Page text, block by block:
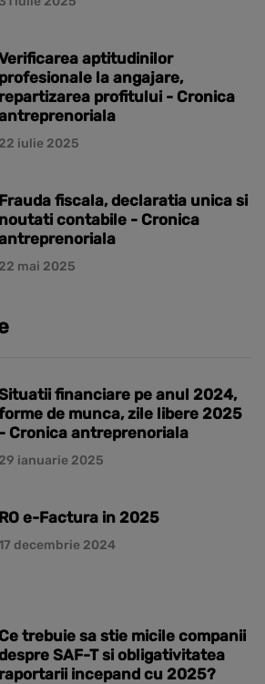
aptitudinilor
profesionale la angajare,
repartizarea profitului - Cronica
22 iulie 2025
Frauda fiscala, declaratia unica si
noutati contabile - Cronica
22 mai 2025
financiare pe anul 2024,
de munca, zile libere 2025
- Cronica antreprenoriala
29 ianuarie 2025
RO e-Factura in 2025
decembrie 2024
Ce trebuie sa stie micile companii
SAF-T si obligativitatea
raportarii incepand cu 2025?